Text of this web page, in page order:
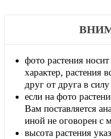
фото растения
характер, растения
друг от друга в
если на фото
Вам поставляется
иной не оговорен с
высота растения